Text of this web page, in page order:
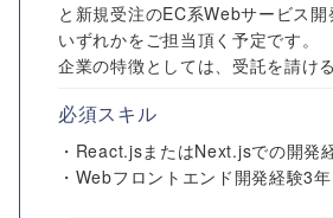
と新規受注のEC系Webサービス開
いずれかをご担当頂く予定です。
企業の特徴としては、受託を請け
必須スキル
・React.jsまたはNext.jsでの開発
・Webフロントエンド開発経験3